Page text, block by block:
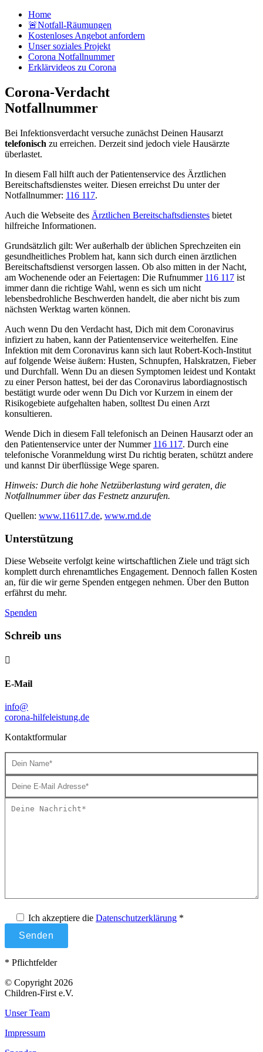
Home
🚨Notfall-Räumungen
Kostenloses Angebot anfordern
Unser soziales Projekt
Corona Notfallnummer
Erklärvideos zu Corona
Corona-Verdacht
Notfallnummer
Bei Infektionsverdacht versuche zunächst Deinen Hausarzt
telefonisch zu erreichen. Derzeit sind jedoch viele Hausärzte
überlastet.
In diesem Fall hilft auch der Patientenservice des Ärztlichen
Bereitschaftsdienstes weiter. Diesen erreichst Du unter der
Notfallnummer: 116 117.
Auch die Webseite des Ärztlichen Bereitschaftsdienstes bietet
hilfreiche Informationen.
Grundsätzlich gilt: Wer außerhalb der üblichen Sprechzeiten ein
gesundheitliches Problem hat, kann sich durch einen ärztlichen
Bereitschaftsdienst versorgen lassen. Ob also mitten in der Nacht,
am Wochenende oder an Feiertagen: Die Rufnummer 116 117 ist
immer dann die richtige Wahl, wenn es sich um nicht
lebensbedrohliche Beschwerden handelt, die aber nicht bis zum
nächsten Werktag warten können.
Auch wenn Du den Verdacht hast, Dich mit dem Coronavirus
infiziert zu haben, kann der Patientenservice weiterhelfen. Eine
Infektion mit dem Coronavirus kann sich laut Robert-Koch-Institut
auf folgende Weise äußern: Husten, Schnupfen, Halskratzen, Fieber
und Durchfall. Wenn Du an diesen Symptomen leidest und Kontakt
zu einer Person hattest, bei der das Coronavirus labordiagnostisch
bestätigt wurde oder wenn Du Dich vor Kurzem in einem der
Risikogebiete aufgehalten haben, solltest Du einen Arzt
konsultieren.
Wende Dich in diesem Fall telefonisch an Deinen Hausarzt oder an
den Patientenservice unter der Nummer 116 117. Durch eine
telefonische Voranmeldung wirst Du richtig beraten, schützt andere
und kannst Dir überflüssige Wege sparen.
Hinweis: Durch die hohe Netzüberlastung wird geraten, die
Notfallnummer über das Festnetz anzurufen.
Quellen: www.116117.de, www.rnd.de
Unterstützung
Diese Webseite verfolgt keine wirtschaftlichen Ziele und trägt sich
komplett durch ehrenamtliches Engagement. Dennoch fallen Kosten
an, für die wir gerne Spenden entgegen nehmen. Über den Button
erfährst du mehr.
Spenden
Schreib uns

E-Mail
info@
corona-hilfeleistung.de
Kontaktformular
Ich akzeptiere die Datenschutzerklärung *
* Pflichtfelder
© Copyright 2026
Children-First e.V.
Unser Team
Impressum